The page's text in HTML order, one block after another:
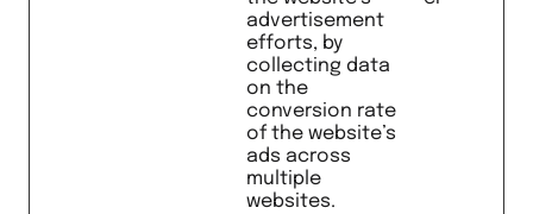
advertisement
efforts, by
collecting data
on the
conversion rate
of the website’s
ads across
multiple
websites.